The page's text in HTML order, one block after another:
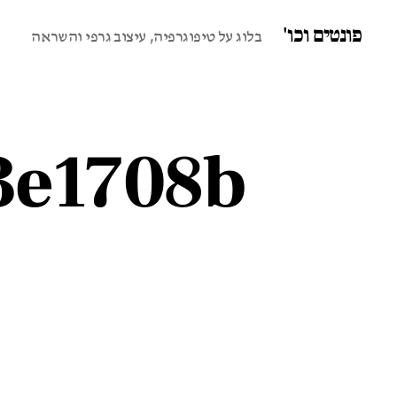
פונטים וכו' בלוג על טיפוגרפיה, עיצוב גרפי והשראה